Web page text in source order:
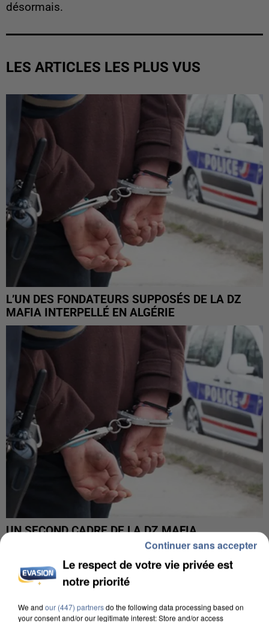
désormais.
LES ARTICLES LES PLUS VUS
L’UN DES FONDATEURS SUPPOSÉS DE LA DZ
MAFIA INTERPELLÉ EN ALGÉRIE
UN SECOND CADRE DE LA DZ MAFIA
Le respect de votre vie privée est
notre priorité
We and our (447) partnersdo the following data processing based on
your consent and/or our legitimate interest: Store and/or access
Continuer sans accepter